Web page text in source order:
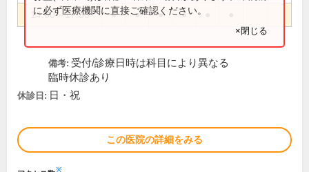
14:00～17:30 ● ● ● ●
に必ず医療機関に直接ご確認ください。
×閉じる
備考: 受付/診療日時は科目により異なる
臨時休診あり
休診日: 日・祝
この医院の詳細をみる
※